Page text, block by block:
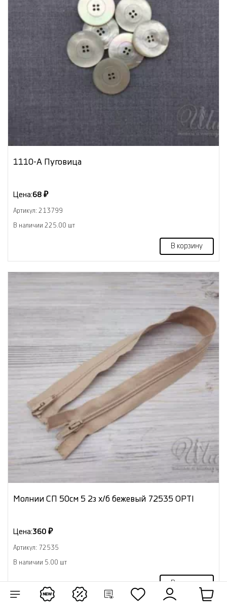
1110-А Пуговица
Цена:68 ₽
Артикул: 213799
В наличии 225.00 шт
В корзину
Молнии СП 50см 5 2з х/б бежевый 72535 OPTI
Цена:360 ₽
Артикул: 72535
В наличии 5.00 шт
В корзину